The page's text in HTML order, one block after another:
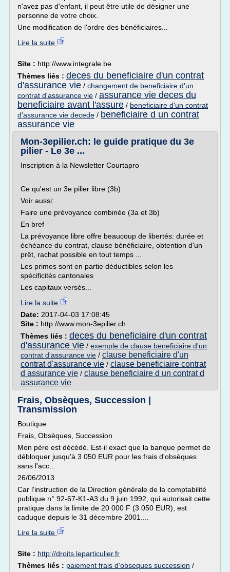
n'avez pas d'enfant, il peut être utile de désigner une
personne de votre choix.
Une modification de l'ordre des bénéficiaires...
Lire la suite
Site : http://www.integrale.be
Thèmes liés : deces du beneficiaire d'un contrat
d'assurance vie / changement de beneficiaire d'un
contrat d'assurance vie / assurance vie deces du
beneficiaire avant l'assure / beneficiaire d'un contrat
d'assurance vie decede / beneficiaire d un contrat
assurance vie
Mon-3epilier.ch: le guide pratique du 3e
pilier - Le 3e ...
Inscription à la Newsletter Courtapro
Ce qu'est un 3e pilier libre (3b)
Voir aussi:
Faire une prévoyance combinée (3a et 3b)
En bref
La prévoyance libre offre beaucoup de libertés: durée et
échéance du contrat, clause bénéficiaire, obtention d'un
prêt, rachat possible en tout temps ...
Les primes sont en partie déductibles selon les
spécificités cantonales
Les capitaux versés...
Lire la suite
Date: 2017-04-03 17:08:45
Site : http://www.mon-3epilier.ch
Thèmes liés : deces du beneficiaire d'un contrat
d'assurance vie / exemple de clause beneficiaire d'un
contrat d'assurance vie / clause beneficiaire d'un
contrat d'assurance vie / clause beneficiaire contrat
d assurance vie / clause beneficiaire d un contrat d
assurance vie
Frais, Obsèques, Succession |
Transmission
Boutique
Frais, Obsèques, Succession
Mon père est décédé. Est-il exact que la banque permet de
débloquer jusqu'à 3 050 EUR pour les frais d'obsèques
sans l'acc...
26/06/2013
Car l'instruction de la Direction générale de la comptabilité
publique n° 92-67-K1-A3 du 9 juin 1992, qui autorisait cette
pratique dans la limite de 20 000 F (3 050 EUR), est
caduque depuis le 31 décembre 2001....
Lire la suite
Site : http://droits.leparticulier.fr
Thèmes liés : paiement frais d'obseques succession /